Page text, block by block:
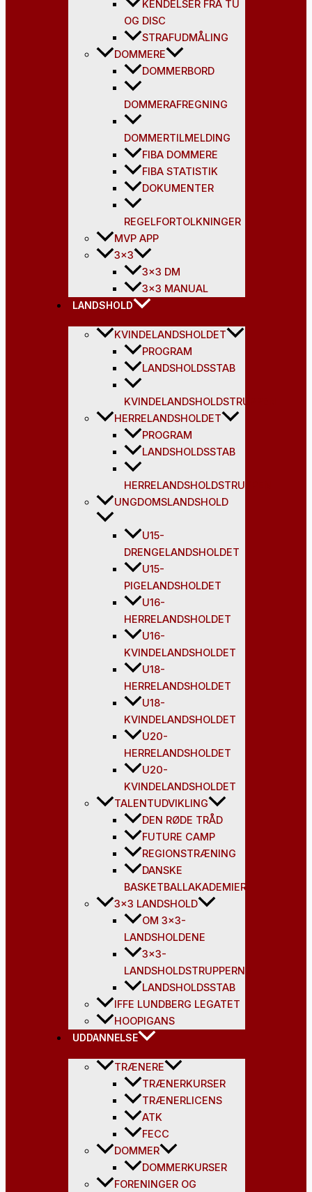
KENDELSER FRA TU
OG DISC
STRAFUDMÅLING
DOMMERE
DOMMERBORD
DOMMERAFREGNING
DOMMERTILMELDING
FIBA DOMMERE
FIBA STATISTIK
DOKUMENTER
REGELFORTOLKNINGER
MVP APP
3×3
3×3 DM
3×3 MANUAL
LANDSHOLD
KVINDELANDSHOLDET
PROGRAM
LANDSHOLDSSTAB
KVINDELANDSHOLDSTRUPPEN
HERRELANDSHOLDET
PROGRAM
LANDSHOLDSSTAB
HERRELANDSHOLDSTRUPPEN
UNGDOMSLANDSHOLD
U15-
DRENGELANDSHOLDET
U15-
PIGELANDSHOLDET
U16-
HERRELANDSHOLDET
U16-
KVINDELANDSHOLDET
U18-
HERRELANDSHOLDET
U18-
KVINDELANDSHOLDET
U20-
HERRELANDSHOLDET
U20-
KVINDELANDSHOLDET
TALENTUDVIKLING
DEN RØDE TRÅD
FUTURE CAMP
REGIONSTRÆNING
DANSKE
BASKETBALLAKADEMIER
3×3 LANDSHOLD
OM 3×3-
LANDSHOLDENE
3×3-
LANDSHOLDSTRUPPERNE
LANDSHOLDSSTAB
IFFE LUNDBERG LEGATET
HOOPIGANS
UDDANNELSE
TRÆNERE
TRÆNERKURSER
TRÆNERLICENS
ATK
FECC
DOMMER
DOMMERKURSER
FORENINGER OG